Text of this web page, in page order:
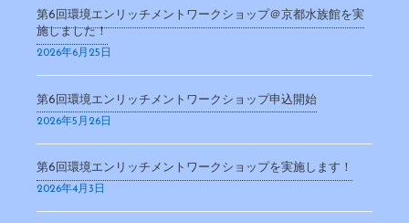
第6回環境エンリッチメントワークショップ＠京都水族館を実
施しました！
2026年6月25日
第6回環境エンリッチメントワークショップ申込開始
2026年5月26日
第6回環境エンリッチメントワークショップを実施します！
2026年4月3日